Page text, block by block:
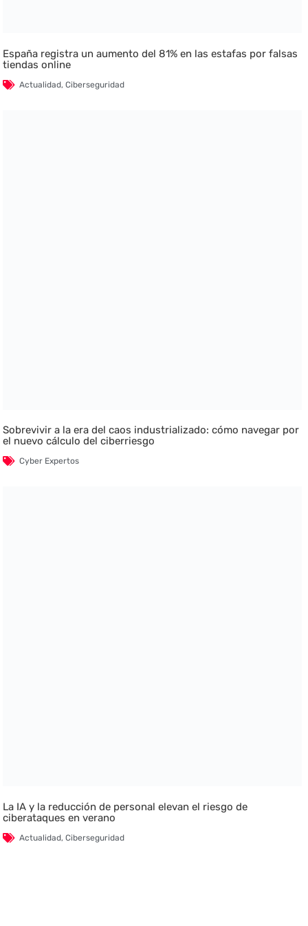
España registra un aumento del 81% en las estafas por falsas
tiendas online
Actualidad,Ciberseguridad
Sobrevivir a la era del caos industrializado: cómo navegar por
el nuevo cálculo del ciberriesgo
Cyber Expertos
La IA y la reducción de personal elevan el riesgo de
ciberataques en verano
Actualidad,Ciberseguridad